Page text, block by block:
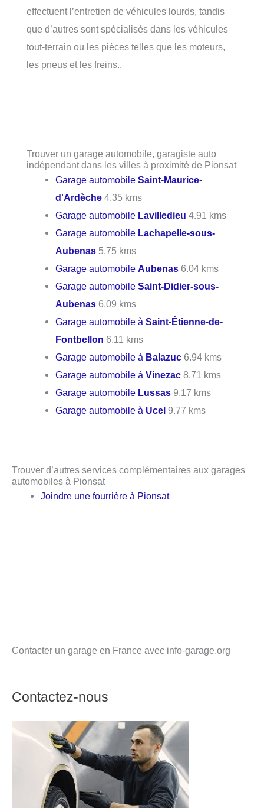
effectuent l’entretien de véhicules lourds, tandis
que d’autres sont spécialisés dans les véhicules
tout-terrain ou les pièces telles que les moteurs,
les pneus et les freins..
Trouver un garage automobile, garagiste auto
indépendant dans les villes à proximité de Pionsat
Garage automobileSaint-Maurice-
d'Ardèche 4.35 kms
Garage automobile Lavilledieu 4.91 kms
Garage automobile Lachapelle-sous-
Aubenas 5.75 kms
Garage automobileAubenas 6.04 kms
Garage automobileSaint-Didier-sous-
Aubenas 6.09 kms
Garage automobile àSaint-Étienne-de-
Fontbellon 6.11 kms
Garage automobile à Balazuc 6.94 kms
Garage automobile àVinezac 8.71 kms
Garage automobile Lussas 9.17 kms
Garage automobile à Ucel 9.77 kms
Trouver d’autres services complémentaires aux garages
automobiles à Pionsat
Joindre une fourrière à Pionsat
Contacter un garage en France avec info-garage.org
Contactez-nous